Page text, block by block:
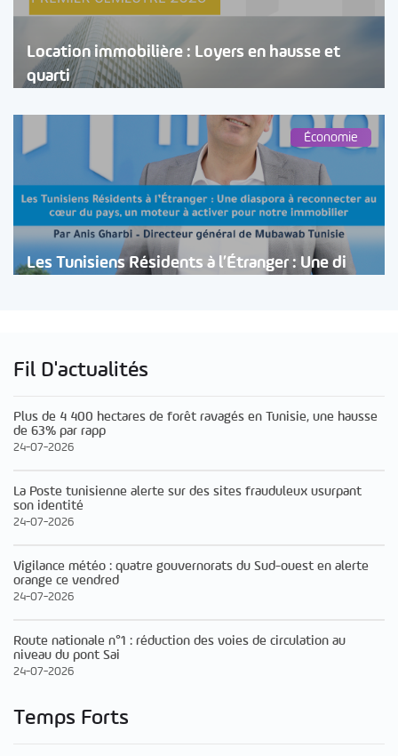
Location immobilière : Loyers en hausse et
quarti
Économie
Les Tunisiens Résidents à l’Étranger : Une di
Fil D'actualités
Plus de 4 400 hectares de forêt ravagés en Tunisie, une hausse
de 63% par rapp
24-07-2026
La Poste tunisienne alerte sur des sites frauduleux usurpant
son identité
24-07-2026
Vigilance météo : quatre gouvernorats du Sud-ouest en alerte
orange ce vendred
24-07-2026
Route nationale n°1 : réduction des voies de circulation au
niveau du pont Sai
24-07-2026
Temps Forts